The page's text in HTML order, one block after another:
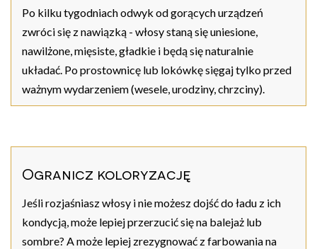
Po kilku tygodniach odwyk od gorących urządzeń
zwróci się z nawiązką - włosy staną się uniesione,
nawilżone, mięsiste, gładkie i będą się naturalnie
układać. Po prostownicę lub lokówkę sięgaj tylko przed
ważnym wydarzeniem (wesele, urodziny, chrzciny).
Ogranicz koloryzację
Jeśli rozjaśniasz włosy i nie możesz dojść do ładu z ich
kondycją, może lepiej przerzucić się na balejaż lub
sombre? A może lepiej zrezygnować z farbowania na